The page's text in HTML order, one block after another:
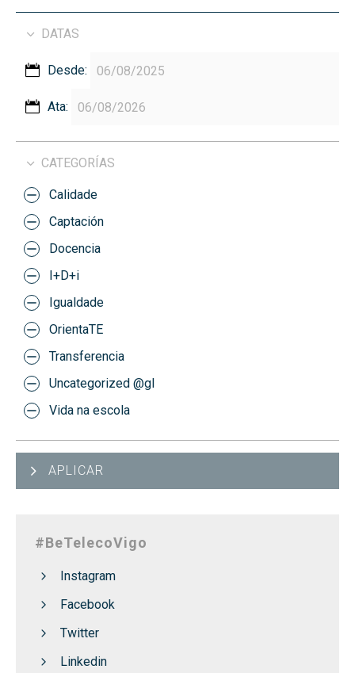
DATAS
Desde:
Ata:
CATEGORÍAS
Calidade
Captación
Docencia
I+D+i
Igualdade
OrientaTE
Transferencia
Uncategorized @gl
Vida na escola
APLICAR
#BeTelecoVigo
Instagram
Facebook
Twitter
Linkedin